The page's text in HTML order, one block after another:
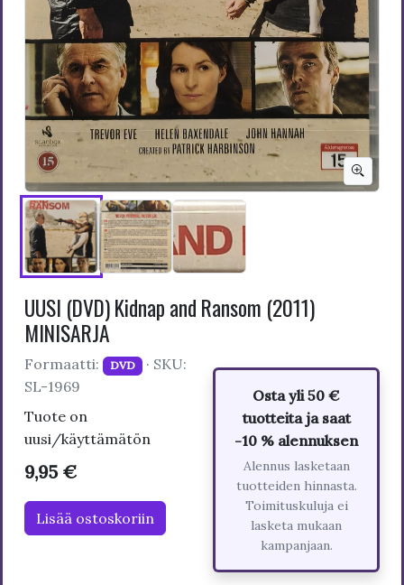
UUSI (DVD) Kidnap and Ransom (2011)
MINISARJA
Formaatti: DVD · SKU:
SL-1969
Tuote on
uusi/käyttämätön
9,95 €
Lisää ostoskoriin
Osta yli 50 €
tuotteita ja saat
-10 % alennuksen
Alennus lasketaan
tuotteiden hinnasta.
Toimituskuluja ei
lasketa mukaan
kampanjaan.